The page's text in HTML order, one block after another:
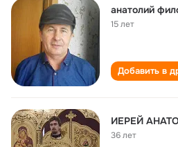
анатолий
15 лет
Добавить в
ИЕРЕЙ
36 лет